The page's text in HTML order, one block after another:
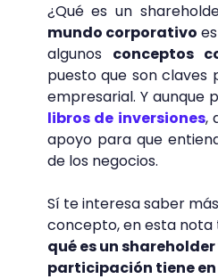
¿Qué es un
mundo corporativo
algunos conceptos
puesto que son claves
empresarial. Y aunque
libros de inversiones,
apoyo para que
de los negocios.
Sí te interesa saber
concepto, en esta nota
qué es un shareholder
participación tiene